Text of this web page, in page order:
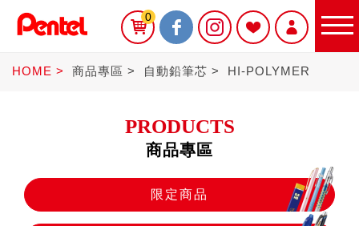
限定商品
0
HOME 商品專區 自動鉛筆芯 HI-POLYMER
PRODUCTS
商品專區
限定商品